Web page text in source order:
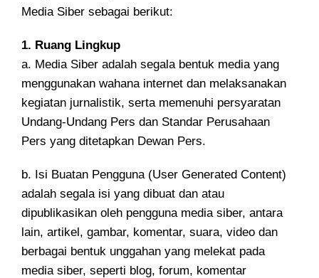
Media Siber sebagai berikut:
1. Ruang Lingkup
a. Media Siber adalah segala bentuk media yang
menggunakan wahana internet dan melaksanakan
kegiatan jurnalistik, serta memenuhi persyaratan
Undang-Undang Pers dan Standar Perusahaan
Pers yang ditetapkan Dewan Pers.
b. Isi Buatan Pengguna (User Generated Content)
adalah segala isi yang dibuat dan atau
dipublikasikan oleh pengguna media siber, antara
lain, artikel, gambar, komentar, suara, video dan
berbagai bentuk unggahan yang melekat pada
media siber, seperti blog, forum, komentar